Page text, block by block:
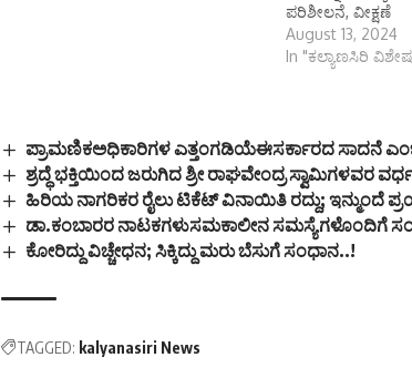
ಪರಿಶೀಲನೆ, ವೀಕ್ಷಣೆ
August 13, 2024
In "ಕಲ್ಯಾಣಸಿರಿ
ಪ್ರಾಮಣಿಕಅಧಿಕಾರಿಗಳ ಎತ್ತಂಗಡಿಯೆಈಸರ್ಕಾರದ ಸಾದನೆ
ಶ್ರದ್ಧೆ ಭಕ್ತಿಯಿಂದ ಜರುಗಿದ ಶ್ರೀ ರಾಘವೇಂದ್ರ ಸ್ವಾಮಿಗಳವರ
ಹಿರಿಯ ನಾಗರಿಕರ ರೈಲು ಟಿಕೆಟ್ ವಿನಾಯಿತಿ ರದ್ದು; ಇನ್ಮುಂದೆ
ಡಾ.ಕಂಬಾರರ ನಾಟಕಗಳುಸಮಕಾಲೀನ ಸಮಸ್ಯೆಗಳೊಂದಿಗೆ
ಕೋರಿದ್ದು ವಿಚ್ಚೇಧನ; ಸಿಕ್ಕಿದ್ದು ಮರು ಬೆಸುಗೆ ಸಂಧಾನ..!
TAGGED: kalyanasiri News